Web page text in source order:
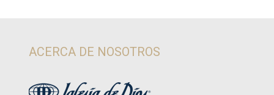
ACERCA DE NOSOTROS